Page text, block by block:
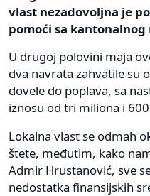
vlast nezadovoljna je
pomoći sa kantonalnog
U drugoj polovini maja
dva navrata zahvatile su
dovele do poplava, sa
iznosu od tri miliona i
Lokalna vlast se odmah
štete, međutim, kako
Admir Hrustanović, sve
nedostatka finansijskih